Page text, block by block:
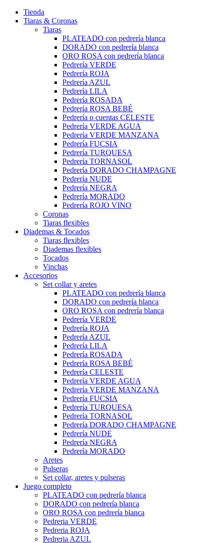
Tienda
Tiaras & Coronas
Tiaras
PLATEADO con pedrería blanca
DORADO con pedrería blanca
ORO ROSA con pedrería blanca
Pedrería VERDE
Pedrería ROJA
Pedrería AZUL
Pedrería LILA
Pedrería ROSADA
Pedrería ROSA BEBÉ
Pedrería o cuentas CELESTE
Pedrería VERDE AGUA
Pedrería VERDE MANZANA
Pedrería FUCSIA
Pedrería TURQUESA
Pedrería TORNASOL
Pedrería DORADO CHAMPAGNE
Pedrería NUDE
Pedrería NEGRA
Pedrería MORADO
Pedrería ROJO VINO
Coronas
Tiaras flexibles
Diademas & Tocados
Tiaras flexibles
Diademas flexibles
Tocados
Vinchas
Accesorios
Set collar y aretes
PLATEADO con pedrería blanca
DORADO con pedrería blanca
ORO ROSA con pedrería blanca
Pedrería VERDE
Pedrería ROJA
Pedrería AZUL
Pedrería LILA
Pedrería ROSADA
Pedrería ROSA BEBÉ
Pedrería CELESTE
Pedrería VERDE AGUA
Pedrería VERDE MANZANA
Pedrería FUCSIA
Pedrería TURQUESA
Pedrería TORNASOL
Pedrería DORADO CHAMPAGNE
Pedrería NUDE
Pedrería NEGRA
Pedrería MORADO
Aretes
Pulseras
Set collar, aretes y pulseras
Juego completo
PLATEADO con pedrería blanca
DORADO con pedrería blanca
ORO ROSA con pedrería blanca
Pedreria VERDE
Pedreria ROJA
Pedreria AZUL